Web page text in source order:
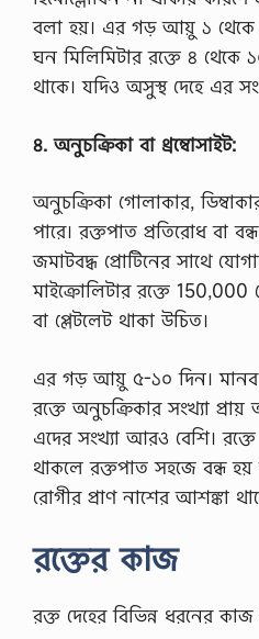
বলা হয়। এর গড় আয়ু ১ থেকে
ঘন মিলিমিটার রক্তে ৪ থেকে
থাকে। যদিও অসুস্থ দেহে এর
৪. অনুচক্রিকা বা থ্রম্বোসাইট:
অনুচক্রিকা গোলাকার,
পারে। রক্তপাত প্রতিরোধ বা
জমাটবদ্ধ প্রোটিনের সাথে
মাইক্রোলিটার রক্তে
বা প্লেটলেট থাকা উচিত।
এর গড় আয়ু ৫-১০ দিন। মানব
রক্তে অনুচক্রিকার সংখ্যা
এদের সংখ্যা আরও বেশি।
থাকলে রক্তপাত সহজে বন্ধ
রোগীর প্রাণ নাশের আশঙ্কা
রক্তের কাজ
রক্ত দেহের বিভিন্ন ধরনের